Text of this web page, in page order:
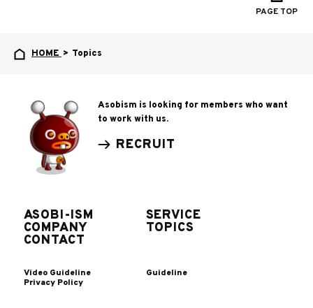
PAGE TOP
HOME > Topics
Asobism is looking for members who want
to work with us.
RECRUIT
ASOBI-ISM SERVICE
COMPANY TOPICS
CONTACT
Video Guideline
Guideline
Privacy Policy